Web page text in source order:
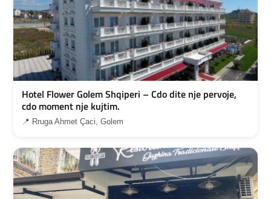
Hotel Flower Golem Shqiperi – Cdo dite nje pervoje,
cdo moment nje kujtim.
📍 Rruga Ahmet Çaci, Golem